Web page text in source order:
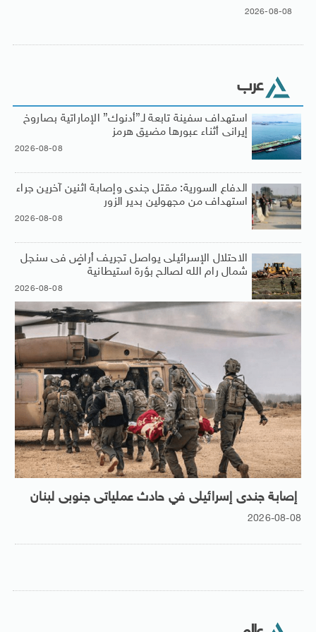
2026-08-08
عرب
استهداف سفينة تابعة لـ”أدنوك” الإماراتية بصاروخ
إيرانى أثناء عبورها مضيق هرمز
2026-08-08
الدفاع السورية: مقتل جندى وإصابة اثنين آخرين جراء
استهداف من مجهولين بدير الزور
2026-08-08
الاحتلال الإسرائيلى يواصل تجريف أراضٍ فى سنجل
شمال رام الله لصالح بؤرة استيطانية
2026-08-08
إصابة جندى إسرائيلى في حادث عملياتى جنوبى لبنان
2026-08-08